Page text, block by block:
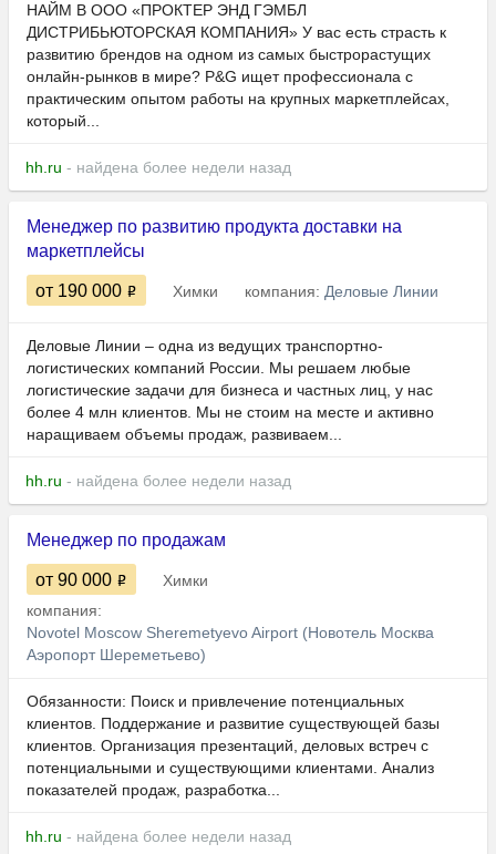
НАЙМ В ООО «ПРОКТЕР ЭНД ГЭМБЛ
ДИСТРИБЬЮТОРСКАЯ КОМПАНИЯ» У вас есть страсть к
развитию брендов на одном из самых быстрорастущих
онлайн-рынков в мире? P&G ищет профессионала с
практическим опытом работы на крупных маркетплейсах,
который...
hh.ru - найдена более недели назад
Менеджер по развитию продукта доставки на
маркетплейсы
от 190 000 Химки компания: Деловые Линии
Деловые Линии – одна из ведущих транспортно-
логистических компаний России. Мы решаем любые
логистические задачи для бизнеса и частных лиц, у нас
более 4 млн клиентов. Мы не стоим на месте и активно
наращиваем объемы продаж, развиваем...
hh.ru - найдена более недели назад
Менеджер по продажам
от 90 000
Химки
компания:
Novotel Moscow Sheremetyevo Airport (Новотель Москва
Аэропорт Шереметьево)
Обязанности: Поиск и привлечение потенциальных
клиентов. Поддержание и развитие существующей базы
клиентов. Организация презентаций, деловых встреч с
потенциальными и существующими клиентами. Анализ
показателей продаж, разработка...
hh.ru - найдена более недели назад